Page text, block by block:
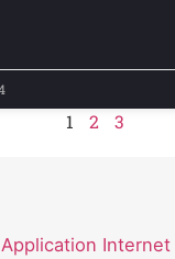
1 2 3
Application Internet